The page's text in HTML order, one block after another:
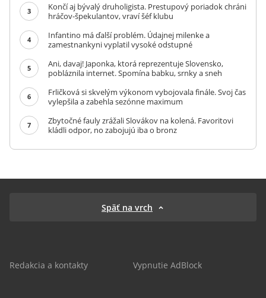
3
Končí aj bývalý druholigista. Prestupový poriadok chráni
hráčov-špekulantov, vraví šéf klubu
4
Infantino má ďalší problém. Údajnej milenke a
zamestnankyni vyplatil vysoké odstupné
5
Ani, davaj! Japonka, ktorá reprezentuje Slovensko,
pobláznila internet. Spomína babku, srnky a sneh
6
Frličková si skvelým výkonom vybojovala finále. Svoj čas
vylepšila a zabehla sezónne maximum
7
Zbytočné fauly zrážali Slovákov na kolená. Favoritovi
kládli odpor, no zabojujú iba o bronz
Späť na vrch
Redakcia a kontakty Vypnutie AdBlock